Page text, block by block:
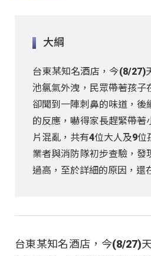
大綱
台東某知名酒店，今(8/27)
池氯氣外洩，民眾帶著孩子
卻聞到一陣刺鼻的味道，後
的反應，嚇得家長趕緊帶著
片混亂，共有4位大人及9位
業者與消防隊初步查驗，發
過高，至於詳細的原因，還
台東某知名酒店，今(8/27)